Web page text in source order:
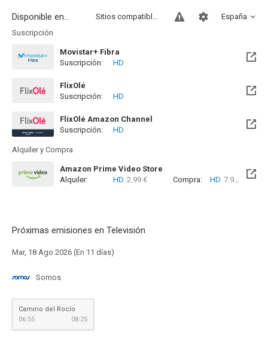
Disponible en... España
Sitios compatibles
Suscripción
Movistar+ Fibra
Disponible hasta el Vie, 01 Ene 2100 (Quedan 73 años)
Suscripción: HD
FlixOlé
Suscripción:
HD
FlixOlé Amazon Channel
Suscripción:
HD
Alquiler y Compra
Amazon Prime Video Store
Alquiler:
HD 2.99 € Compra: HD 7.99 €
Próximas emisiones en Televisión
Mar, 18 Ago 2026 (En 11 días)
Somos
Camino del Rocío
06:55
08:25